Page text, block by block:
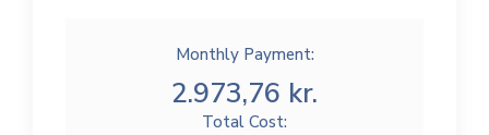
Monthly Payment:
2.973,76 kr.
Total Cost: